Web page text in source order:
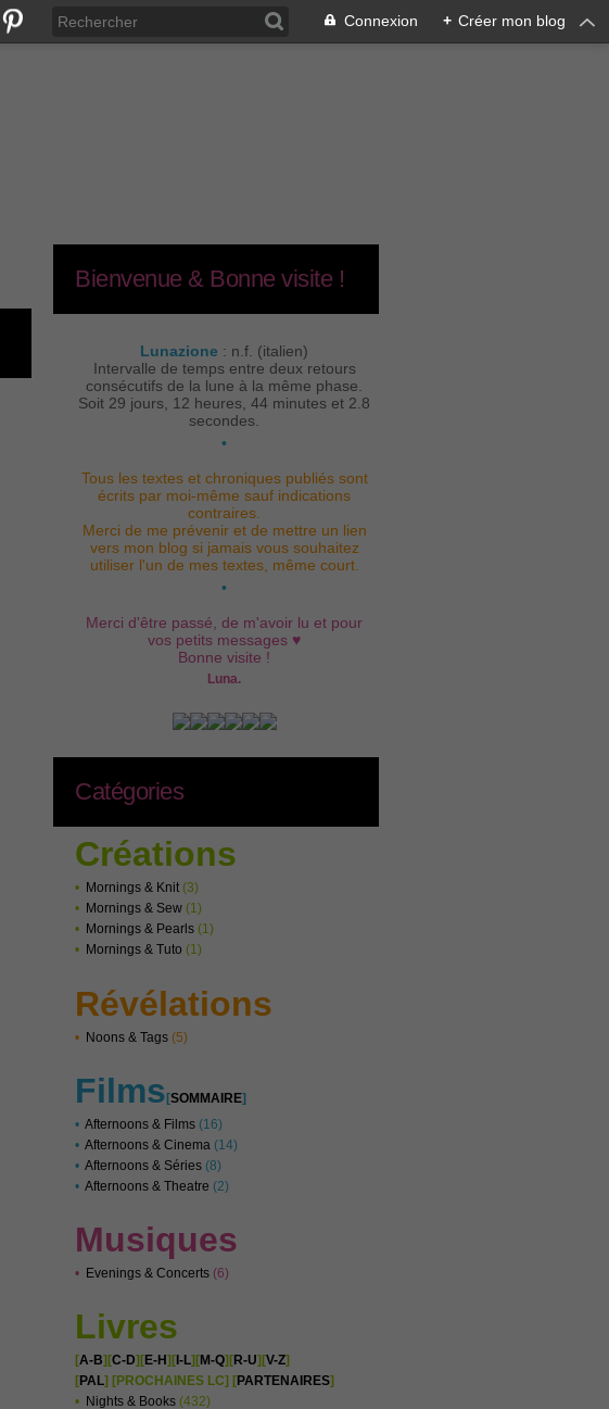
Connexion + Créer mon blog
Bienvenue & Bonne visite !
Lunazione : n.f. (italien)
Intervalle de temps entre deux retours
consécutifs de la lune à la même phase.
Soit 29 jours, 12 heures, 44 minutes et 2.8
secondes.
•
Tous les textes et chroniques publiés sont
écrits par moi-même sauf indications
contraires.
Merci de me prévenir et de mettre un lien
vers mon blog si jamais vous souhaitez
utiliser l'un de mes textes, même court.
•
Merci d'être passé, de m'avoir lu et pour
vos petits messages ♥
Bonne visite !
Luna.
Catégories
Créations
• Mornings & Knit (3)
• Mornings & Sew (1)
• Mornings & Pearls (1)
• Mornings & Tuto (1)
Révélations
• Noons & Tags (5)
Films [SOMMAIRE]
• Afternoons & Films (16)
• Afternoons & Cinema (14)
• Afternoons & Séries (8)
• Afternoons & Theatre (2)
Musiques
• Evenings & Concerts (6)
Livres
[A-B][C-D][E-H ][ I-L][M-Q][R-U][V-Z]
[PAL] [PROCHAINES LC] [PARTENAIRES]
• Nights & Books (432)